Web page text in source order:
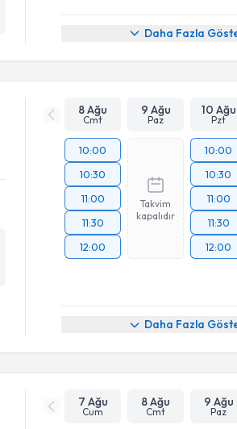
Daha Fazla
8 Ağu
Cmt
9 Ağu
Paz
10 Ağu
Pzt
10:00
10:30
11:00
11:30
12:00
Takvim
kapalıdır
10:00
10:30
11:00
11:30
12:00
Daha Fazla
7 Ağu
Cum
8 Ağu
Cmt
9 Ağu
Paz